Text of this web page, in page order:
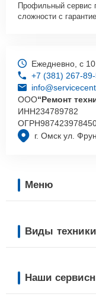
Профильный сервис
сложности с
г. Омск ул.
Ежедневно, с
+7 (381) 267-
ООО“Ремонт
ИНН234789782
ОГРН
Меню
Виды техники
Наши